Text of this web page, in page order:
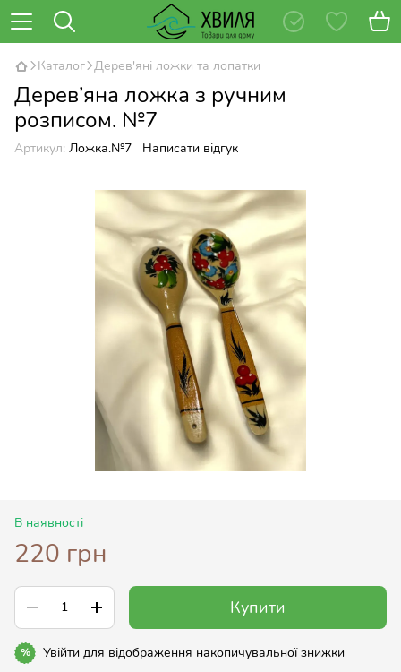
Каталог Дерев'яні ложки та лопатки
Дерев’яна ложка з ручним
розписом. №7
Артикул: Ложка.№7 Написати відгук
В наявності
220 грн
Купити
% Увійти для відображення накопичувальної знижки